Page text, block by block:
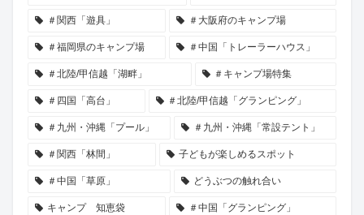
＃関西「遊具」 ＃大阪府のキャンプ場
＃福岡県のキャンプ場 ＃中国「トレーラーハウス」
＃北陸/甲信越「湖畔」 ＃キャンプ場特集
＃四国「高台」 ＃北陸/甲信越「グランピング」
＃九州・沖縄「プール」 ＃九州・沖縄「常設テント」
＃関西「林間」 子どもが楽しめるスポット
＃中国「草原」 どうぶつの触れ合い
キャンプ 知恵袋 ＃中国「グランピング」